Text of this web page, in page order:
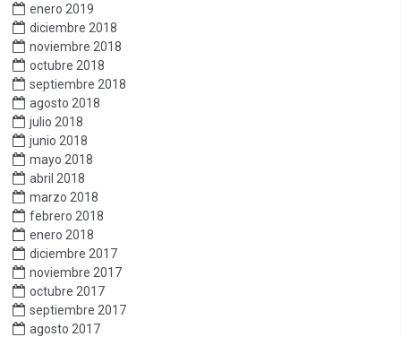
enero 2019
diciembre 2018
noviembre 2018
octubre 2018
septiembre 2018
agosto 2018
julio 2018
junio 2018
mayo 2018
abril 2018
marzo 2018
febrero 2018
enero 2018
diciembre 2017
noviembre 2017
octubre 2017
septiembre 2017
agosto 2017